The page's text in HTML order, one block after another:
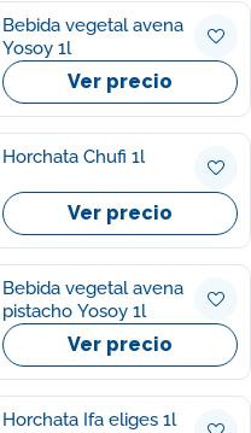
Bebida vegetal avena
Yosoy 1l
Ver precio
Horchata Chufi 1l
Ver precio
Bebida vegetal avena
pistacho Yosoy 1l
Ver precio
Horchata Ifa eliges 1l